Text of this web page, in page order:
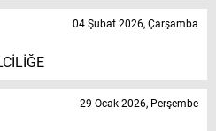
04 Şubat 2026, Çarşamba
29 Ocak 2026, Perşembe